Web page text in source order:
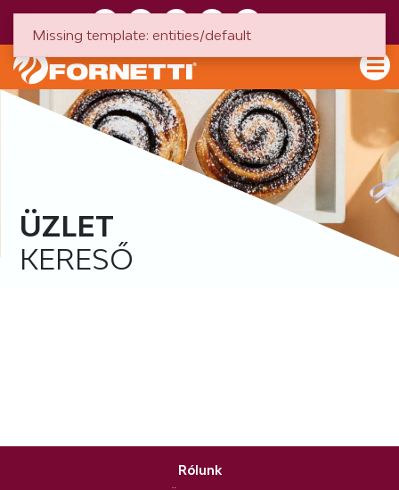
ÜZLET
KERESŐ
Rólunk
Missing template: entities/default